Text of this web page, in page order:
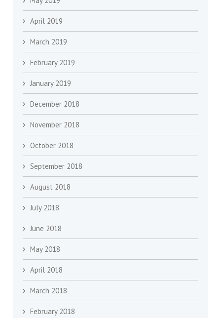
April 2019
March 2019
February 2019
January 2019
December 2018
November 2018
October 2018
September 2018
August 2018
July 2018
June 2018
May 2018
April 2018
March 2018
February 2018